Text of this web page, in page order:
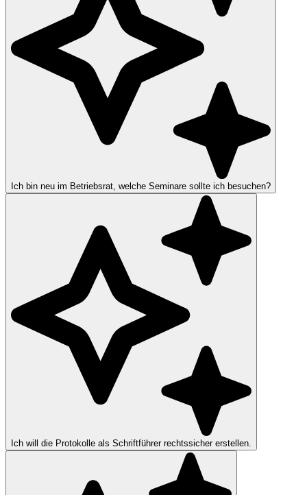
Ich bin neu im Betriebsrat, welche Seminare sollte ich besuchen?
Ich will die Protokolle als Schriftführer rechtssicher erstellen.